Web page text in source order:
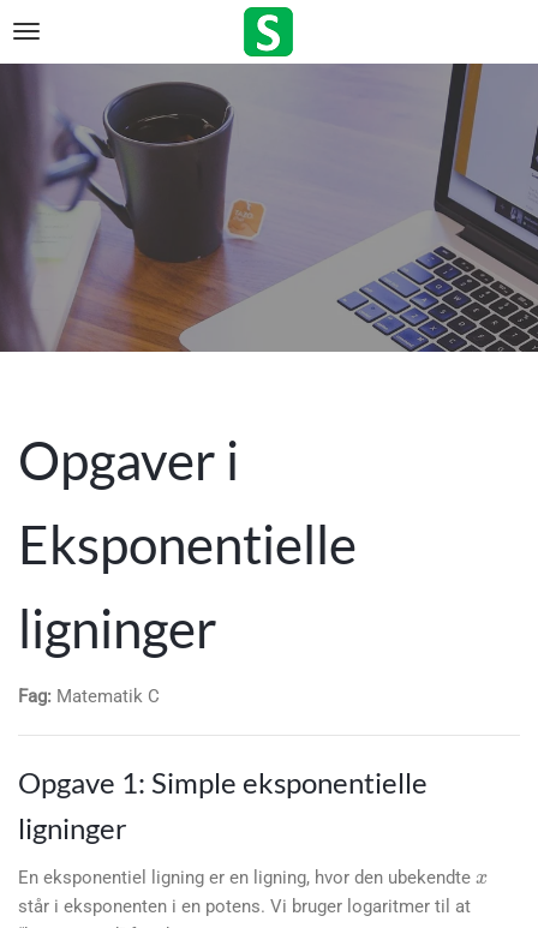
Opgaver i
Eksponentielle
ligninger
Fag: Matematik C
Opgave 1: Simple eksponentielle
ligninger
En eksponentiel ligning er en ligning, hvor den ubekendte
står i eksponenten i en potens. Vi bruger logaritmer til at
x